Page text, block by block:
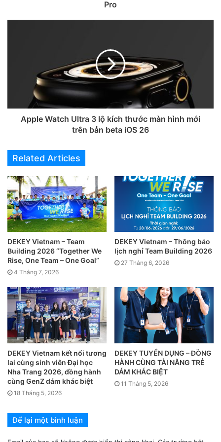
kim loại nặng, chất chống cháy
Vì sao DEKEY Master Glass an
toàn cho sức khỏe và góp phần
bảo vệ môi trường?
1. Không phát hiện kim loại nặng –
giảm rủi ro phơi nhiễm qua da & vùng
mặt
Cd, Pb, Hg:n.d.(không phát hiện) ởRL 2 mg/kg
Cr(VI):n.d.ởRL 3 mg/kg ; tất cả PASStheo RoHS.
Phương pháp theoIEC 62321-4/5 ; Cr(VI) theoIEC
62321-7-1/7-2. Ý nghĩa: hạn chế tiếp xúc với nhóm
kim loại có nguy cơ tích lũy sinh học khi chúng ta cầm
nắm và áp máy lên má/tai.
Chú thích trong báo cáo:n.d. = không phát hiện (<
Pro
Apple Watch Ultra 3 lộ kích thước màn hình mới
trên bản beta iOS 26
Related Articles
DEKEY Vietnam – Team
Building 2026 “Together We
Rise, One Team – One Goal”
4 Tháng 7, 2026
DEKEY Vietnam – Thông báo
lịch nghỉ Team Building 2026
27 Tháng 6, 2026
DEKEY Vietnam kết nối tương
lai cùng sinh viên Đại học
Nha Trang 2026, đồng hành
cùng GenZ dám khác biệt
18 Tháng 5, 2026
DEKEY TUYỂN DỤNG – ĐỒNG
HÀNH CÙNG TÀI NĂNG TRẺ
DÁM KHÁC BIỆT
11 Tháng 5, 2026
Để lại một bình luận